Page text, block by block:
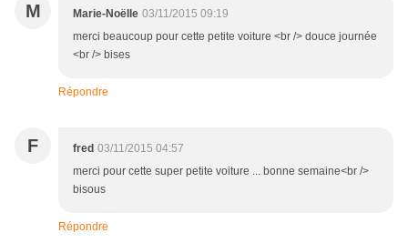
M Marie-Noëlle 03/11/2015 09:19
merci beaucoup pour cette petite voiture <br /> douce journée
<br /> bises
Répondre
F fred 03/11/2015 04:57
merci pour cette super petite voiture ... bonne semaine<br />
bisous
Répondre